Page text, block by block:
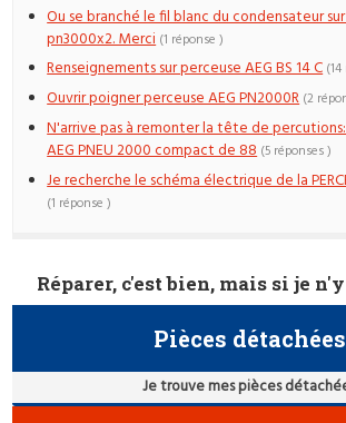
Ou se branché le fil blanc du condensateur
pn3000x2. Merci (1 réponse )
Renseignements sur perceuse AEG BS 14 C
Ouvrir poigner perceuse AEG PN2000R (2
N'arrive pas à remonter la tête de
AEG PNEU 2000 compact de 88 (5 réponses )
Je recherche le schéma électrique de la
(1 réponse )
Réparer, c'est bien, mais si je
Pièces détachées
Je trouve mes pièces